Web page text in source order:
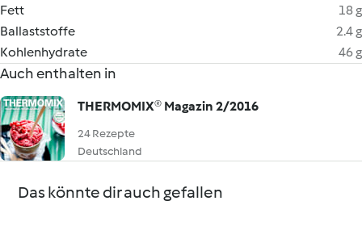
Fett
18 g
Ballaststoffe
2.4 g
Kohlenhydrate
46 g
Auch enthalten in
THERMOMIX® Magazin 2/2016
24 Rezepte
Deutschland
Das könnte dir auch gefallen